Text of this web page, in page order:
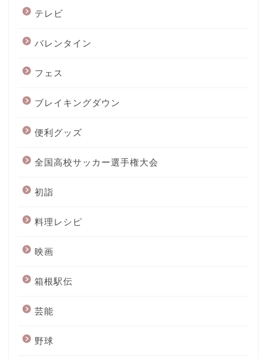
テレビ
バレンタイン
フェス
ブレイキングダウン
便利グッズ
全国高校サッカー選手権大会
初詣
料理レシピ
映画
箱根駅伝
芸能
野球